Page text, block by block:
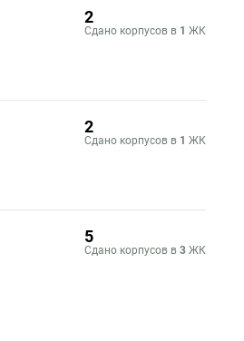
2
Сдано корпусов в 1 ЖК
2
Сдано корпусов в 1 ЖК
5
Сдано корпусов в 3 ЖК